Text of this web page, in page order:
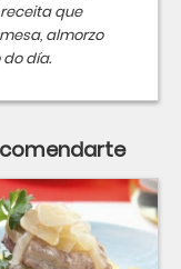
que
almorzo
día.